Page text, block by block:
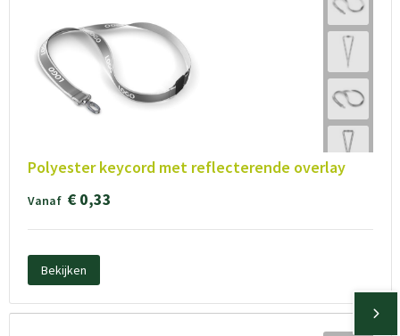
Polyester keycord met reflecterende overlay
Vanaf € 0,33
Bekijken